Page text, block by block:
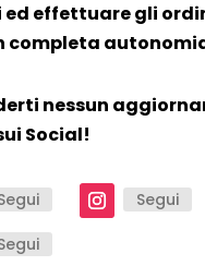
effettuare gli
completa
nessun
Social!
Segui